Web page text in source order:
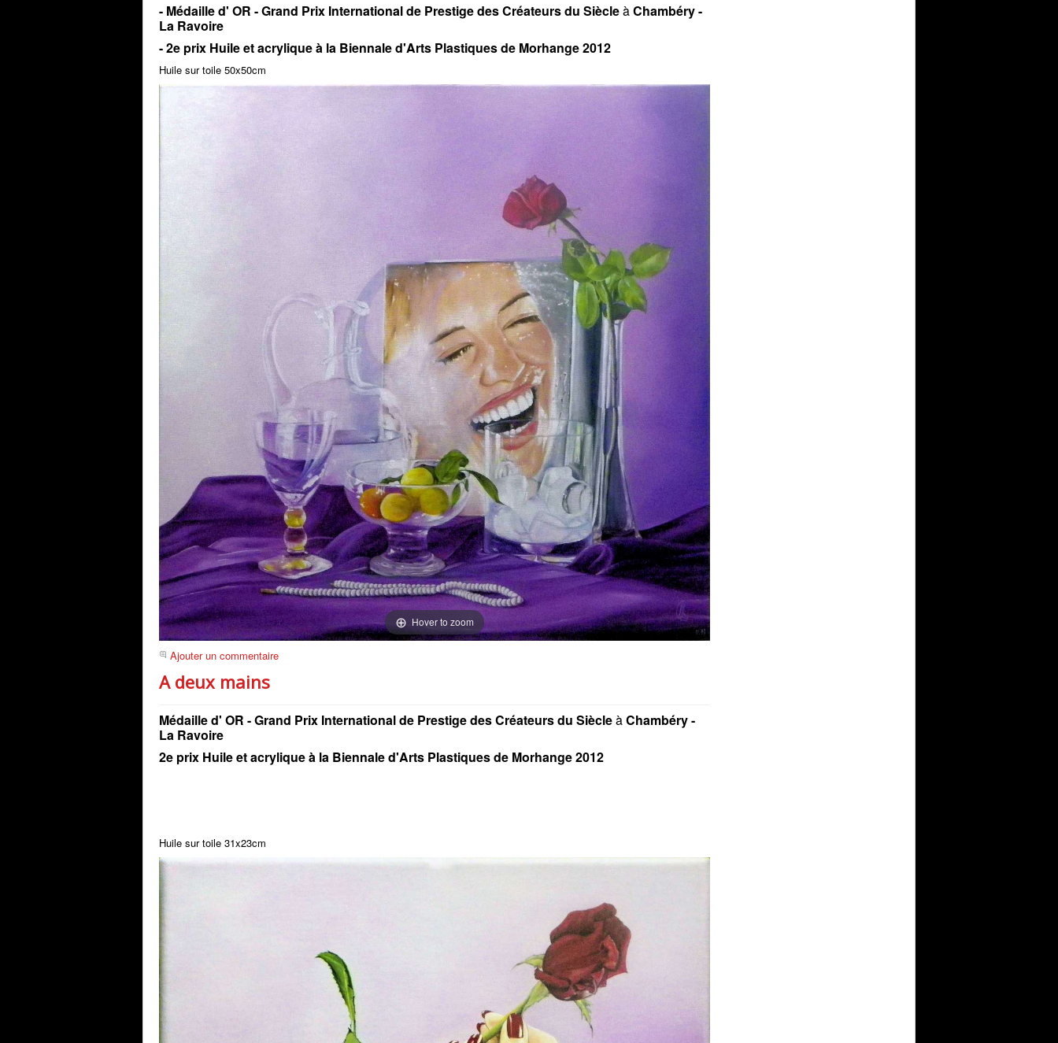
- Médaille d' OR -Grand Prix International de Prestige des Créateurs du SiècleàChambéry -
La Ravoire
- 2e prix Huile et acrylique à la Biennale d'Arts Plastiques de Morhange 2012
Huile sur toile 50x50cm
Hover to zoom
Ajouter un commentaire
A deux mains
Médaille d' OR -Grand Prix International de Prestige des Créateurs du SiècleàChambéry -
La Ravoire
2e prix Huile et acrylique à la Biennale d'Arts Plastiques de Morhange 2012
Huile sur toile 31x23cm